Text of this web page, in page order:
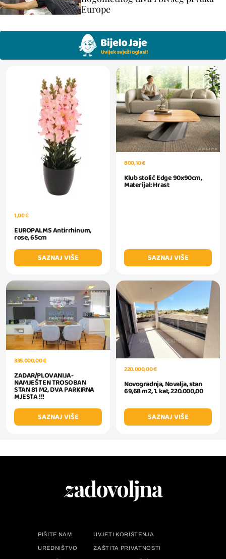
Europe
1,00 €
EUROPALMS Antirrhinum,
rose, 65cm
SAZNAJ VIŠE
800,10 €
Klub stolić Edge 90x90cm,
Materijal: Hrast
SAZNAJ VIŠE
335.000,00 €
ZADAR/PLOVANIJA-
NAMJEŠTEN TROSOBAN
STAN 81 M2, DVA PARKIRNA
MJESTA !!!
SAZNAJ VIŠE
220.000,00 €
Novogradnja, Novalja, stan
69,68 m2, 1. kat, 220.000,00
SAZNAJ VIŠE
PIŠITE NAM UVJETI KORIŠTENJA
UREDNIŠTVO ZAŠTITA PRIVATNOSTI